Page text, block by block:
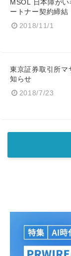
MSOL 日本障が
ートナー契約締結
2018/11/1
東京証券取引所マ
知らせ
2018/7/23